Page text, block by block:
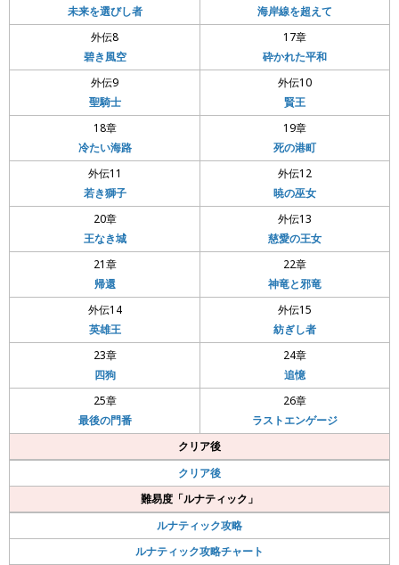
未来を選びし者
海岸線を超えて
外伝8
碧き風空
17章
砕かれた平和
外伝9
聖騎士
外伝10
賢王
18章
冷たい海路
19章
死の港町
外伝11
若き獅子
外伝12
暁の巫女
20章
王なき城
外伝13
慈愛の王女
21章
帰還
22章
神竜と邪竜
外伝14
英雄王
外伝15
紡ぎし者
23章
四狗
24章
追憶
25章
最後の門番
26章
ラストエンゲージ
クリア後
クリア後
難易度「ルナティック」
ルナティック攻略
ルナティック攻略チャート